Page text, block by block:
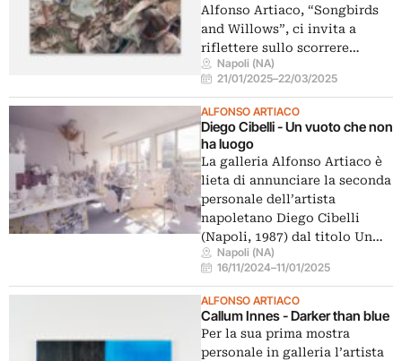
Alfonso Artiaco, “Songbirds
and Willows”, ci invita a
riflettere sullo scorrere…
Napoli (NA)
21/01/2025–22/03/2025
ALFONSO ARTIACO
Diego Cibelli - Un vuoto che non
ha luogo
La galleria Alfonso Artiaco è
lieta di annunciare la seconda
personale dell’artista
napoletano Diego Cibelli
(Napoli, 1987) dal titolo Un…
Napoli (NA)
16/11/2024–11/01/2025
ALFONSO ARTIACO
Callum Innes - Darker than blue
Per la sua prima mostra
personale in galleria l’artista